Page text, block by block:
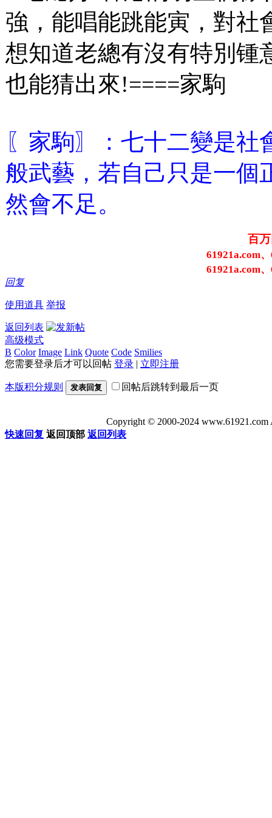
強，能唱能跳能寅，對社
想知道老總有沒有特別锺
也能猜出來!====家駒
〖家駒〗：七十二變是
般武藝，若自己只是一個
然會不足。
百
61921a.com
61921a.com
回复
使用道具 举报
返回列表
高级模式
B Color Image Link Quote Code Smilies
您需要登录后才可以回帖 登录 | 立即注册
本版积分规则 发表回复 回帖后跳转到最后一页
Copyright © 2000-2024
快速回复 返回顶部 返回列表